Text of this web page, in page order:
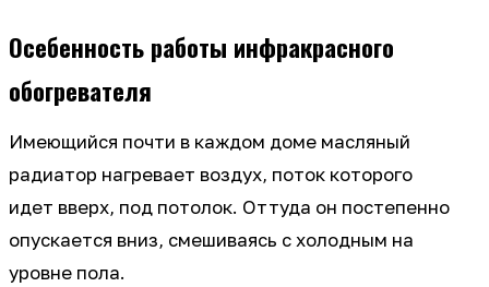
Осебенность работы инфракрасного
обогревателя
Имеющийся почти в каждом доме масляный
радиатор нагревает воздух, поток которого
идет вверх, под потолок. Оттуда он постепенно
опускается вниз, смешиваясь с холодным на
уровне пола.